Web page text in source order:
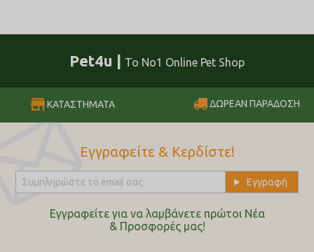
Pet4u | Το No1 Online Pet Shop
ΚΑΤΑΣΤΗΜΑΤΑ ΔΩΡΕΑΝ ΠΑΡΑΔΟΣΗ
Εγγραφείτε & Κερδίστε!
Εγγραφείτε για να λαμβάνετε πρώτοι Nέα
& Προσφορές μας!